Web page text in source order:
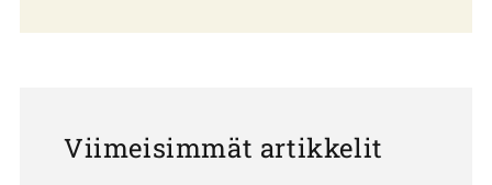
Viimeisimmät artikkelit